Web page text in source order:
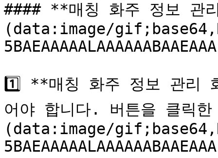
#### **매칭 화주 정보 관
(data:image/
1️⃣ **매칭 화주 정보 관리
어야 합니다. 버튼을 클
(data:image/